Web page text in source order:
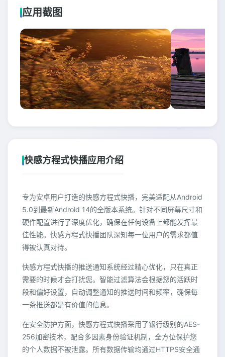
应用截图
快感方程式快播应用介绍
专为安卓用户打造的快感方程式快播，完美适配从Android
5.0到最新Android 14的全版本系统。针对不同屏幕尺寸和
硬件配置进行了深度优化，确保在任何设备上都能发挥最
佳性能。快感方程式快播团队深知每一位用户的需求都值
得被认真对待。
快感方程式快播的推送通知系统经过精心优化，只在真正
需要的时候才会打扰您。智能过滤算法会根据您的活跃时
段和偏好设置，自动调整通知的推送时间和频率，确保每
一条推送都是有价值的信息。
在安全防护方面，快感方程式快播采用了银行级别的AES-
256加密技术，配合多因素身份验证机制，全方位保护您
的个人数据不被泄露。所有数据传输均通过HTTPS安全通